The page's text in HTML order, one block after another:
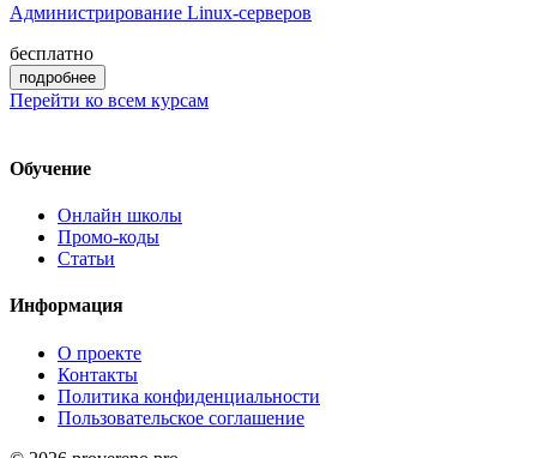
Администрирование Linux-серверов
бесплатно
подробнее
Перейти ко всем курсам
Обучение
Онлайн школы
Промо-коды
Статьи
Информация
О проекте
Контакты
Политика конфиденциальности
Пользовательское соглашение